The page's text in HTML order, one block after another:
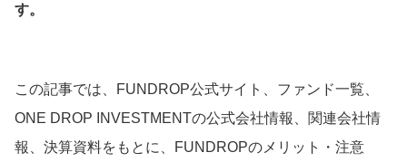
す。
この記事では、FUNDROP公式サイト、ファンド一覧、
ONE DROP INVESTMENTの公式会社情報、関連会社情
報、決算資料をもとに、FUNDROPのメリット・注意